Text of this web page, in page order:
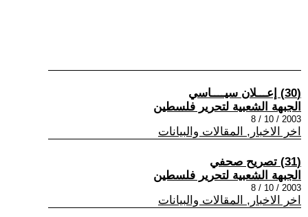
(30) إعـــلان سيــــاسي
الجبهة الشعبية لتحرير فلسطين
2003 / 10 / 8
اخر الاخبار, المقالات والبيانات
(31) تصريح صحفي
الجبهة الشعبية لتحرير فلسطين
2003 / 10 / 8
اخر الاخبار, المقالات والبيانات